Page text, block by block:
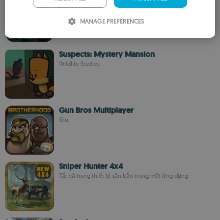
SHADE Inc.
Suspects: Mystery Mansion
Wildlife Studios
Gun Bros Multiplayer
Glu
Sniper Hunter 4x4
Tất cả trang thiết bị săn bắn trong một ứng dụng
MANAGE PREFERENCES